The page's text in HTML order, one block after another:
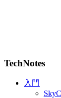
TechNotes
入門